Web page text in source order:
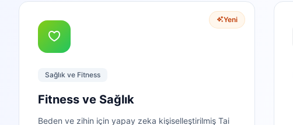
Yeni
Sağlık ve Fitness
Fitness ve Sağlık
Beden ve zihin için yapay zeka kişiselleştirilmiş Tai